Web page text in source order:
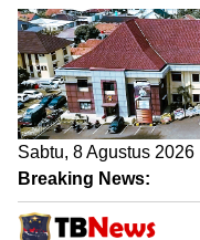
Sabtu, 8 Agustus 2026
Breaking News:
Lewat Sambang DDS,